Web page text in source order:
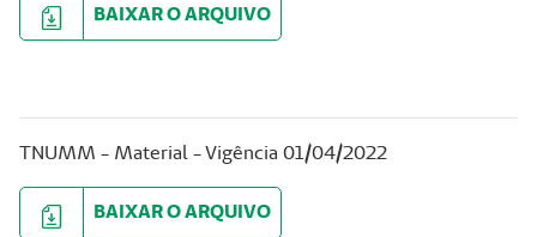
BAIXAR O ARQUIVO
TNUMM - Material - Vigência 01/04/2022
BAIXAR O ARQUIVO